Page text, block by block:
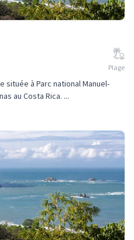
Plage
située à Parc national Manuel-
au Costa Rica. ...